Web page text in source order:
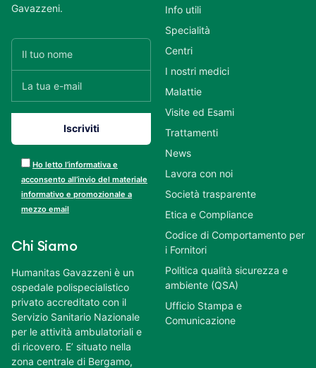
Gavazzeni.
Ho letto l’informativa e
acconsento all’invio del materiale
informativo e promozionale a
mezzo email
Chi Siamo
Humanitas Gavazzeni è un
ospedale polispecialistico
privato accreditato con il
Servizio Sanitario Nazionale
per le attività ambulatoriali e
di ricovero. E’ situato nella
zona centrale di Bergamo,
Info utili
Specialità
Centri
I nostri medici
Malattie
Visite ed Esami
Trattamenti
News
Lavora con noi
Società trasparente
Etica e Compliance
Codice di Comportamento per
i Fornitori
Politica qualità sicurezza e
ambiente (QSA)
Ufficio Stampa e
Comunicazione